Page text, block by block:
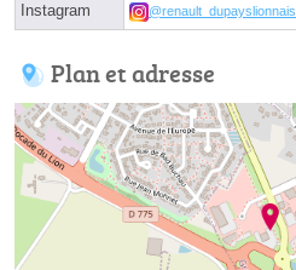
Instagram @renault_dupayslionnais
Plan et adresse